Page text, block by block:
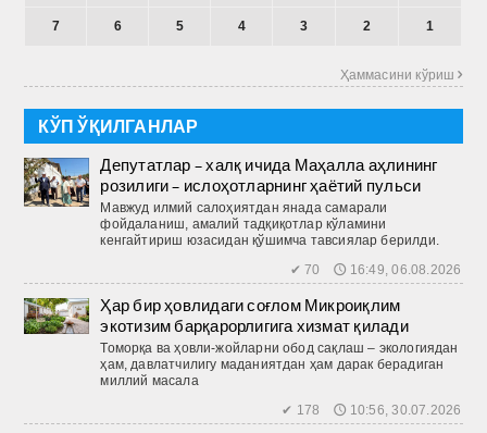
7 6 5 4 3 2 1
Ҳаммасини кўриш 
КЎП ЎҚИЛГАНЛАР
Депутатлар – халқ ичида Маҳалла аҳлининг
розилиги – ислоҳотларнинг ҳаётий пульси
Мавжуд илмий салоҳиятдан янада самарали
фойдаланиш, амалий тадқиқотлар кўламини
кенгайтириш юзасидан қўшимча тавсиялар берилди.
✔ 70 🕔 16:49, 06.08.2026
Ҳар бир ҳовлидаги соғлом Микроиқлим
экотизим барқарорлигига хизмат қилади
Томорқа ва ҳовли-жойларни обод сақлаш – экологиядан
ҳам, давлатчилигу маданиятдан ҳам дарак берадиган
миллий масала
✔ 178 🕔 10:56, 30.07.2026